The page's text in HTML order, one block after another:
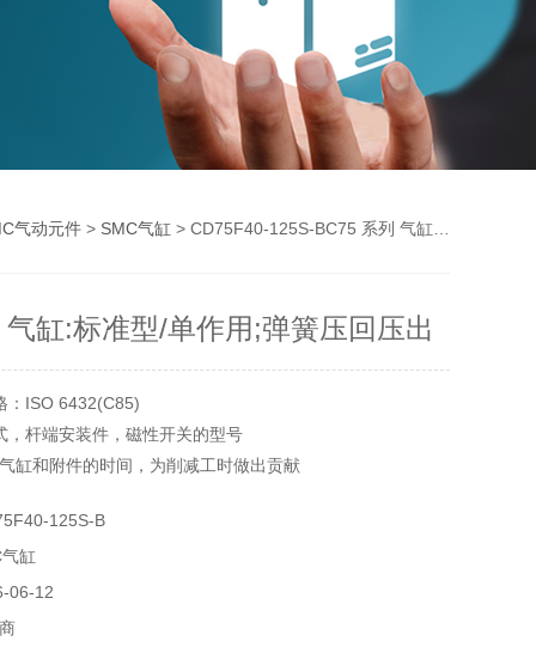
气动元件 > SMC气缸 > CD75F40-125S-BC75 系列 气缸:标准型/单作用;弹簧压回压出
缸:标准型/单作用;弹簧压回压出
：ISO 6432(C85)
，杆端安装件，磁性开关的型号
缸和附件的时间，为削减工时做出贡献
架的透明化提高了指示灯的可视性
CD85W，CD85K，CD85R
CD75W，CD75K，CD75R
125S-B
缸
06-12